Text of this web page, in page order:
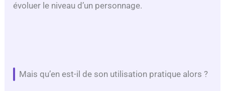
évoluer le niveau d’un personnage.
Mais qu’en est-il de son utilisation pratique alors ?